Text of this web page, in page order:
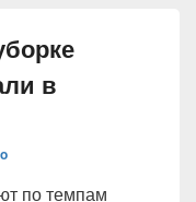
в
по темпам